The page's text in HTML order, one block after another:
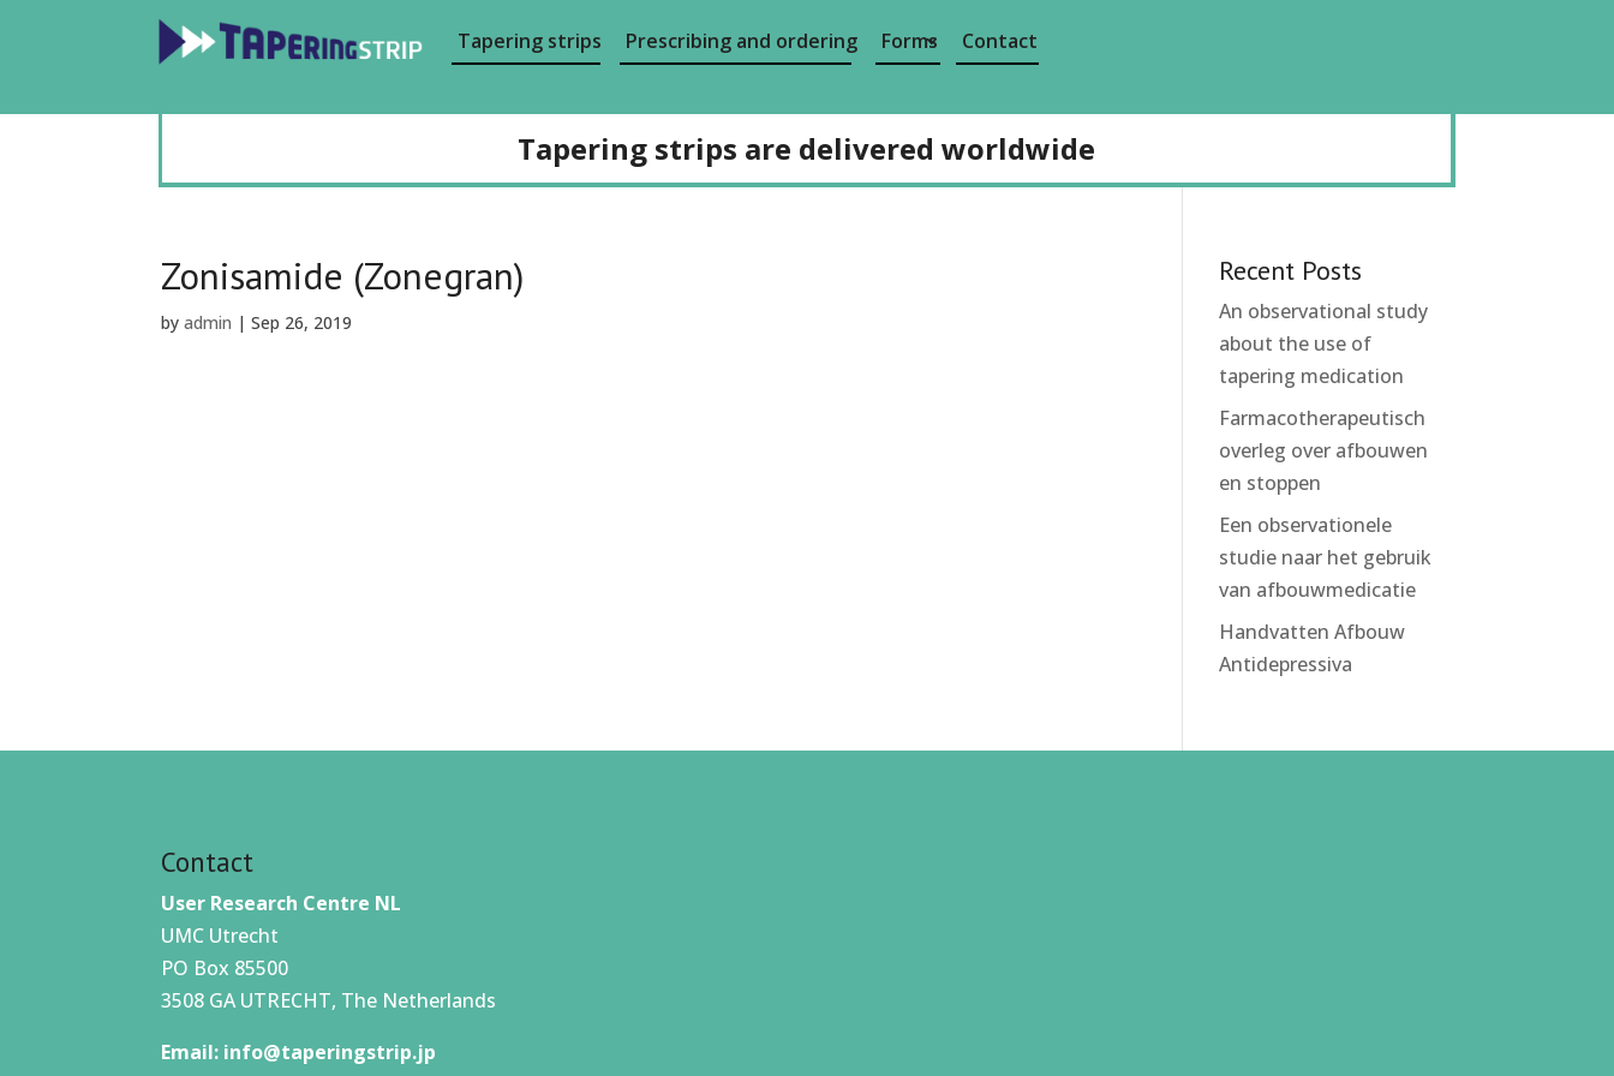
Tapering strips Prescribing and ordering Forms Contact
Tapering strips are delivered worldwide
Zonisamide (Zonegran)
byadmin |Sep 26, 2019
Recent Posts
An observational study
about the use of
tapering medication
Farmacotherapeutisch
overleg over afbouwen
en stoppen
Een observationele
studie naar het gebruik
van afbouwmedicatie
Handvatten Afbouw
Antidepressiva
Contact
User Research Centre NL
UMC Utrecht
PO Box 85500
3508 GA UTRECHT, The Netherlands
Email: info@taperingstrip.jp